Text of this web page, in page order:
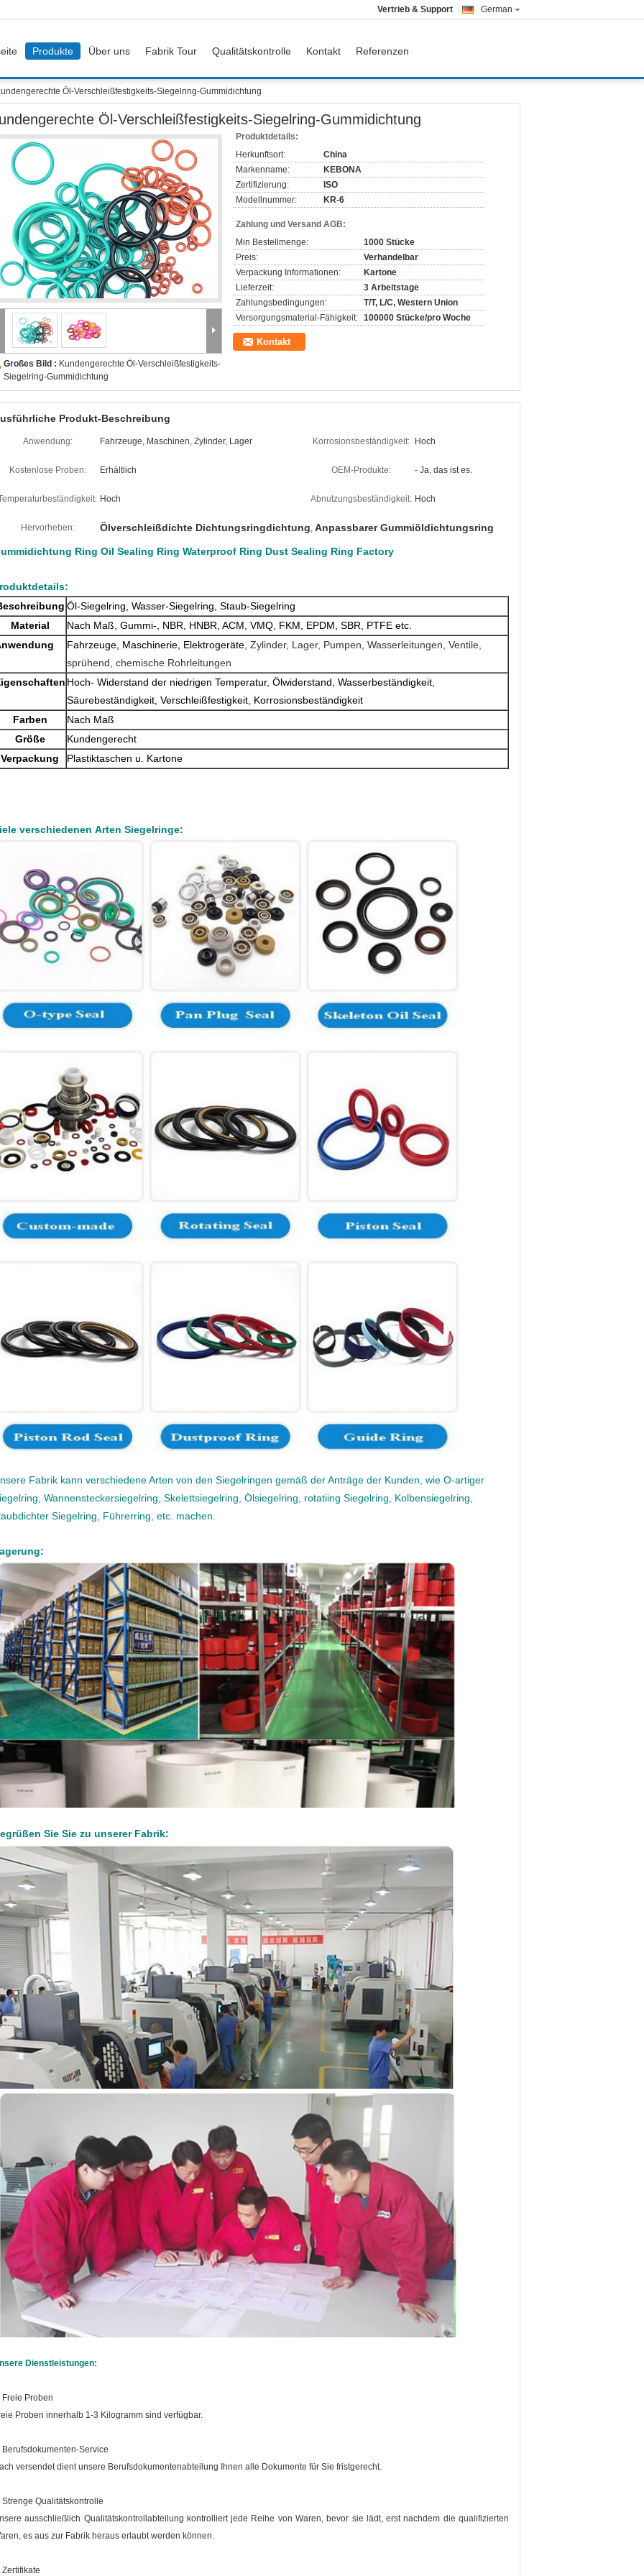
German
Vertrieb & Support
Produkte Über uns Fabrik Tour Qualitätskontrolle Kontakt Referenzen
Öl-Verschleißfestigkeits-Siegelring-Gummidichtung
Öl-Verschleißfestigkeits-Siegelring-Gummidichtung
Großes Bild : Kundengerechte Öl-Verschleißfestigkeits-
Siegelring-Gummidichtung
Produktdetails:
Herkunftsort:
China
Markenname:
KEBONA
Zertifizierung:
ISO
Modellnummer:
KR-6
Zahlung und Versand AGB:
Min Bestellmenge:
1000 Stücke
Preis:
Verhandelbar
Verpackung Informationen:
Kartone
Lieferzeit:
3 Arbeitstage
Zahlungsbedingungen:
T/T, L/C, Western Union
Versorgungsmaterial-Fähigkeit: 100000 Stücke/pro Woche
Kontakt
Produkt-Beschreibung
Anwendung: Fahrzeuge, Maschinen, Zylinder, Lager Korrosionsbeständigkeit: Hoch
Kostenlose Proben: Erhältlich OEM-Produkte: - Ja, das ist es.
Hoch Abnutzungsbeständigkeit: Hoch
Hervorheben: Ölverschleißdichte Dichtungsringdichtung, Anpassbarer Gummiöldichtungsring
Ring Oil Sealing Ring Waterproof Ring Dust Sealing Ring Factory
Öl-Siegelring, Wasser-Siegelring, Staub-Siegelring
Material
Nach Maß, Gummi-, NBR, HNBR, ACM, VMQ, FKM, EPDM, SBR, PTFE etc.
Fahrzeuge, Maschinerie, Elektrogeräte , Zylinder, Lager, Pumpen, Wasserleitungen, Ventile,
sprühend, chemische Rohrleitungen
Hoch- Widerstand der niedrigen Temperatur, Ölwiderstand, Wasserbeständigkeit,
Säurebeständigkeit, Verschleißfestigkeit, Korrosionsbeständigkeit
Farben
Nach Maß
Größe
Kundengerecht
Verpackung
Plastiktaschen u. Kartone
verschiedenen Arten Siegelringe:
Fabrik kann verschiedene Arten von den Siegelringen gemäß der Anträge der Kunden, wie O-artiger
Wannensteckersiegelring, Skelettsiegelring, Ölsiegelring, rotatiing Siegelring, Kolbensiegelring,
Siegelring, Führerring, etc. machen.
Sie Sie zu unserer Fabrik:
Dienstleistungen:
Freie Proben
Proben innerhalb 1-3 Kilogramm sind verfügbar.
Berufsdokumenten-Service
versendet dient unsere Berufsdokumentenabteilung Ihnen alle Dokumente für Sie fristgerecht.
Strenge Qualitätskontrolle
ausschließlich Qualitätskontrollabteilung kontrolliert jede Reihe von Waren, bevor sie lädt, erst nachdem die qualifizierten
es aus zur Fabrik heraus erlaubt werden können.
Zertifikate